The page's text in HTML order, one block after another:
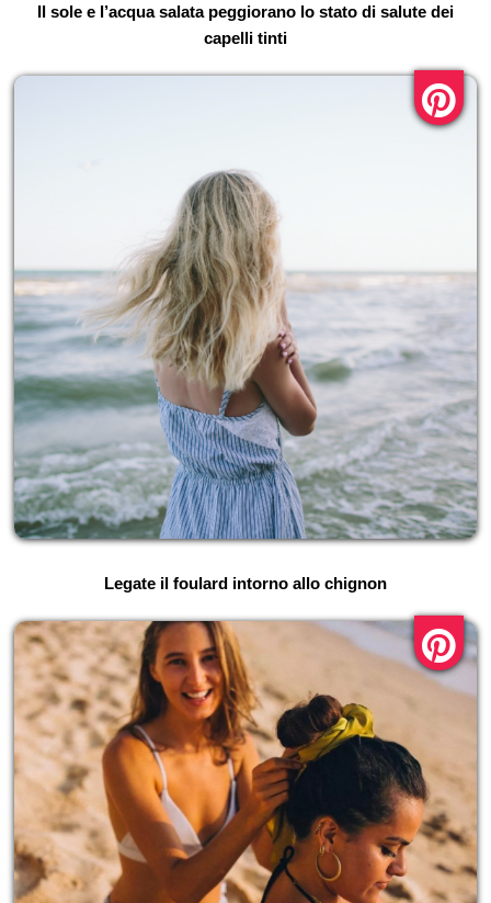
Il sole e l’acqua salata peggiorano lo stato di salute dei
capelli tinti
Legate il foulard intorno allo chignon